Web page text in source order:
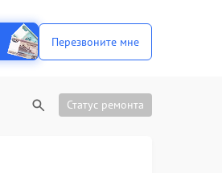
Перезвоните мне
Статус ремонта